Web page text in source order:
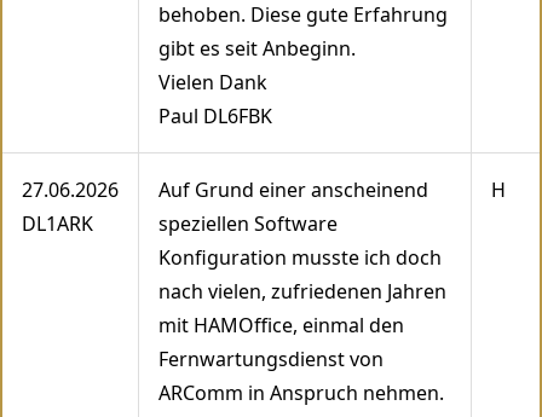
behoben. Diese gute Erfahrung
gibt es seit Anbeginn.
Vielen Dank
Paul DL6FBK
27.06.2026
DL1ARK
Auf Grund einer anscheinend
speziellen Software
Konfiguration musste ich doch
nach vielen, zufriedenen Jahren
mit HAMOffice, einmal den
Fernwartungsdienst von
ARComm in Anspruch nehmen.
H